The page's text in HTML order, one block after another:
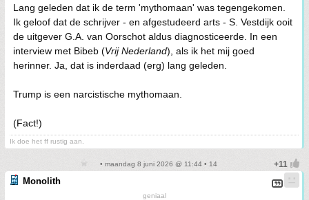
Lang geleden dat ik de term 'mythomaan' was tegengekomen.
Ik geloof dat de schrijver - en afgestudeerd arts - S. Vestdijk ooit
de uitgever G.A. van Oorschot aldus diagnosticeerde. In een
interview met Bibeb (Vrij Nederland), als ik het mij goed
herinner. Ja, dat is inderdaad (erg) lang geleden.
Trump is een narcistische mythomaan.
(Fact!)
Ik doe het ff rustig aan.
• maandag 8 juni 2026 @ 11:44 • 14
Monolith
geniaal